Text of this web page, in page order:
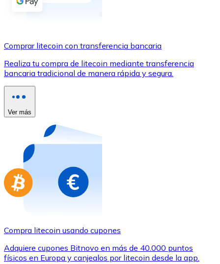
Comprar con Transferencia
Utiliza tarjetas Visa y Mastercard para comprar
Comprar con tarjeta
Tienda - Tarjetas regalo
Nuevo
Compra tarjetas regalo de tus marcas favoritas con
Ir a la tienda de tarjetas regalo
Comprar litecoin con transferencia bancaria
Realiza tu compra de litecoin mediante transferencia
bancaria tradicional de manera rápida y segura.
Ver más
Compra litecoin usando cupones
Adquiere cupones Bitnovo en más de 40.000 puntos
físicos en Europa y canjealos por litecoin desde la app.